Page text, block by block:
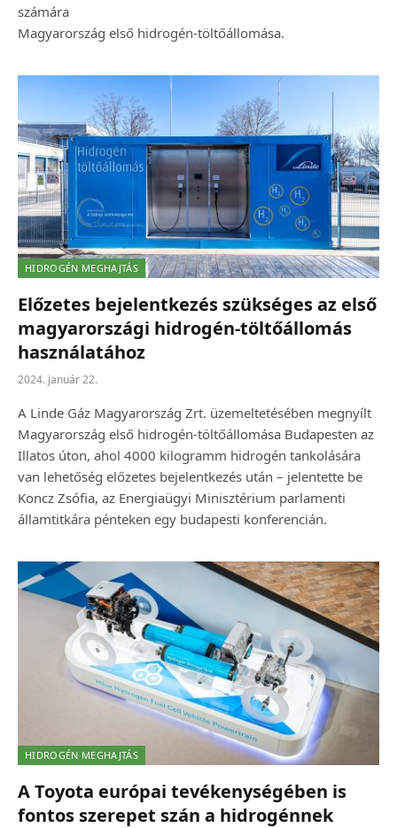
számára
Magyarország első hidrogén-töltőállomása.
HIDROGÉN MEGHAJTÁS
Előzetes bejelentkezés szükséges az első
magyarországi hidrogén-töltőállomás
használatához
2024. január 22.
A Linde Gáz Magyarország Zrt. üzemeltetésében megnyílt
Magyarország első hidrogén-töltőállomása Budapesten az
Illatos úton, ahol 4000 kilogramm hidrogén tankolására
van lehetőség előzetes bejelentkezés után – jelentette be
Koncz Zsófia, az Energiaügyi Minisztérium parlamenti
államtitkára pénteken egy budapesti konferencián.
HIDROGÉN MEGHAJTÁS
A Toyota európai tevékenységében is
fontos szerepet szán a hidrogénnek